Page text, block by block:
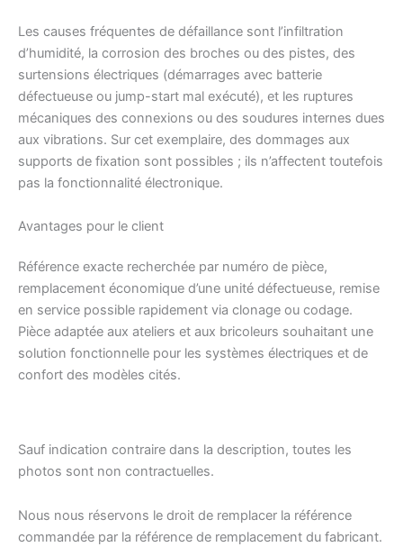
Les causes fréquentes de défaillance sont l’infiltration
d’humidité, la corrosion des broches ou des pistes, des
surtensions électriques (démarrages avec batterie
défectueuse ou jump-start mal exécuté), et les ruptures
mécaniques des connexions ou des soudures internes dues
aux vibrations. Sur cet exemplaire, des dommages aux
supports de fixation sont possibles ; ils n’affectent toutefois
pas la fonctionnalité électronique.
Avantages pour le client
Référence exacte recherchée par numéro de pièce,
remplacement économique d’une unité défectueuse, remise
en service possible rapidement via clonage ou codage.
Pièce adaptée aux ateliers et aux bricoleurs souhaitant une
solution fonctionnelle pour les systèmes électriques et de
confort des modèles cités.
Sauf indication contraire dans la description, toutes les
photos sont non contractuelles.
Nous nous réservons le droit de remplacer la référence
commandée par la référence de remplacement du fabricant.